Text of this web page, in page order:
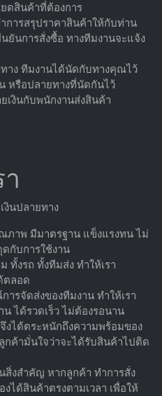
ดสินค้าที่ต้องการ
การสรุปราคาสินค้าให้กับท่าน
ยันการสั่งซื้อ ทางทีมงานจะแจ้ง
ทาง ทีมงานได้นัดกับทางคุณไว้
หรือปลายทางที่นัดกันไว้
เงินกับพนักงานส่งสินค้า
งินปลายทาง
าพ มีมาตรฐาน แข็งแรงทน ไม่
กับการใช้งาน
ทั้งรถ ทั้งทีมส่ง ทำให้เรา
ตลอด
ารจัดส่งของทีมงาน ทำให้เรา
ได้รวดเร็ว ไม่ต้องรอนาน
จึงได้ตระหนักถึงความพร้อมของ
กค้ามั่นใจว่าจะได้รับสินค้าไปติด
นสิ่งสำคัญ หากลูกค้า ทำการสั่ง
ได้สินค้าตรงตามเวลา เพื่อให้